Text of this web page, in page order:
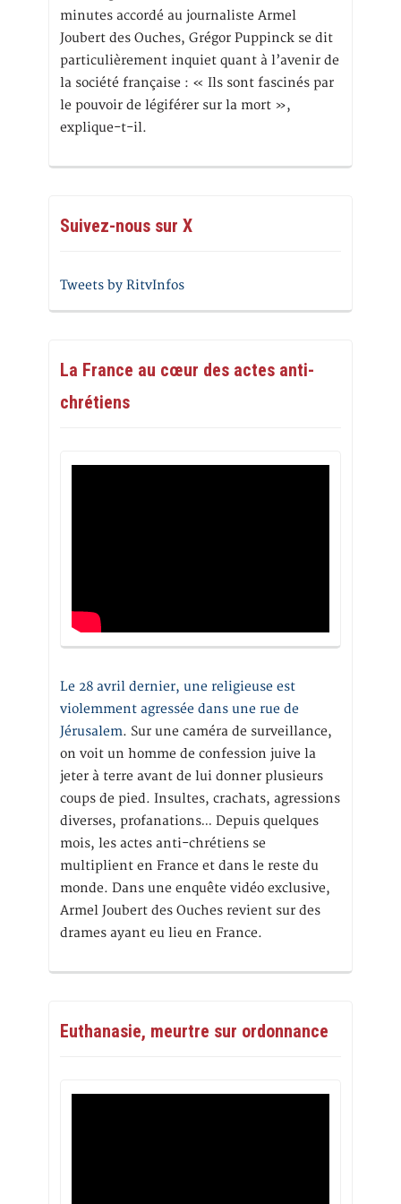
minutes accordé au journaliste Armel
Joubert des Ouches, Grégor Puppinck se dit
particulièrement inquiet quant à l’avenir de
la société française : « Ils sont fascinés par
le pouvoir de légiférer sur la mort »,
explique-t-il.
Suivez-nous sur X
Tweets by RitvInfos
La France au cœur des actes anti-
chrétiens
Le 28 avril dernier, une religieuse est
violemment agressée dans une rue de
Jérusalem. Sur une caméra de surveillance,
on voit un homme de confession juive la
jeter à terre avant de lui donner plusieurs
coups de pied. Insultes, crachats, agressions
diverses, profanations… Depuis quelques
mois, les actes anti-chrétiens se
multiplient en France et dans le reste du
monde. Dans une enquête vidéo exclusive,
Armel Joubert des Ouches revient sur des
drames ayant eu lieu en France.
Euthanasie, meurtre sur ordonnance